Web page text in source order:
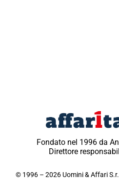
Fondato nel 1996 da
Direttore
© 1996 – 2026 Uomini & Affari